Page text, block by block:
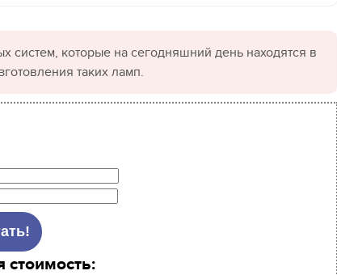
систем, которые на сегодняшний день находятся в
таких ламп.
стоимость: